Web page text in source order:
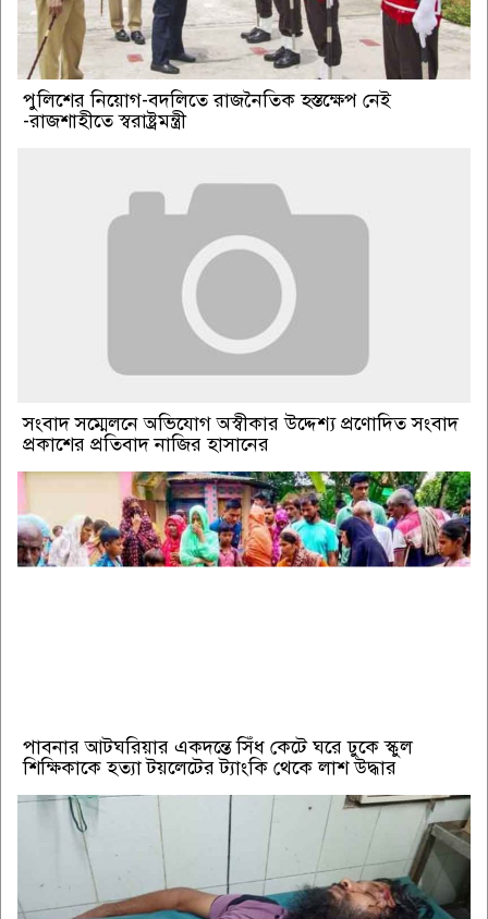
পুলিশের নিয়োগ-বদলিতে রাজনৈতিক হস্তক্ষেপ নেই
-রাজশাহীতে স্বরাষ্ট্রমন্ত্রী
সংবাদ সম্মেলনে অভিযোগ অস্বীকার উদ্দেশ্য প্রণোদিত সংবাদ
প্রকাশের প্রতিবাদ নাজির হাসানের
পাবনার আটঘরিয়ার একদন্তে সিঁধ কেটে ঘরে ঢুকে স্কুল
শিক্ষিকাকে হত্যা টয়লেটের ট্যাংকি থেকে লাশ উদ্ধার